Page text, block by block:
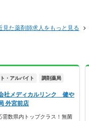
見た薬剤師求人をもっと見る
・アルバイト 調剤薬局
社メディカルリンク 健や
外宮前店
需数県内トップクラス！無菌